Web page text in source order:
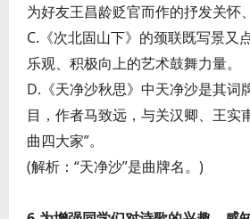
为好友王昌龄贬官而作的抒发关怀
C.《次北固山下》的颈联既写景又
乐观、积极向上的艺术鼓舞力量。
D.《天净沙秋思》中天净沙是其词
目，作者马致远，与关汉卿、王实
曲四大家”。
(解析：“天净沙”是曲牌名。)